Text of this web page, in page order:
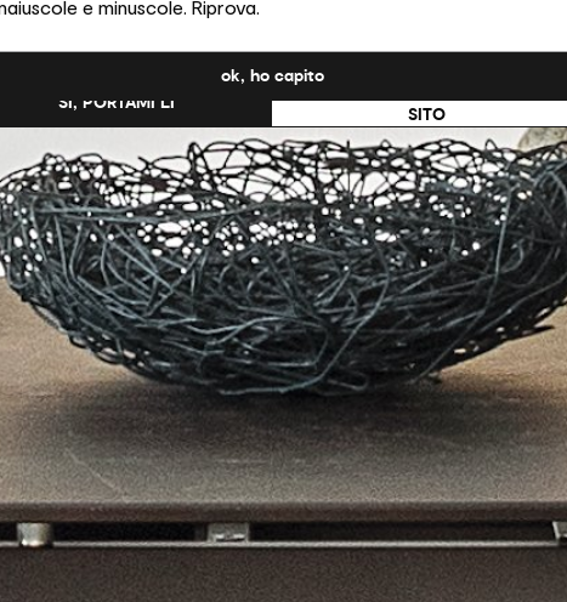
SITO
SÌ, PORTAMI LÌ
e minuscole. Riprova.
ok, ho capito